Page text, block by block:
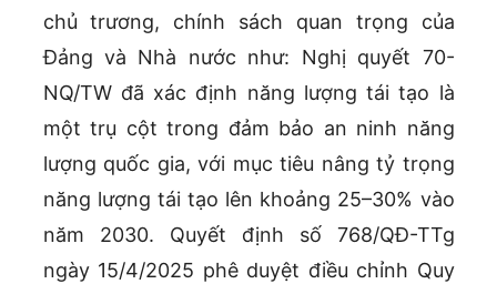
chủ trương, chính sách quan trọng của
Đảng và Nhà nước như: Nghị quyết 70-
NQ/TW đã xác định năng lượng tái tạo là
một trụ cột trong đảm bảo an ninh năng
lượng quốc gia, với mục tiêu nâng tỷ trọng
năng lượng tái tạo lên khoảng 25–30% vào
năm 2030. Quyết định số 768/QĐ-TTg
ngày 15/4/2025 phê duyệt điều chỉnh Quy